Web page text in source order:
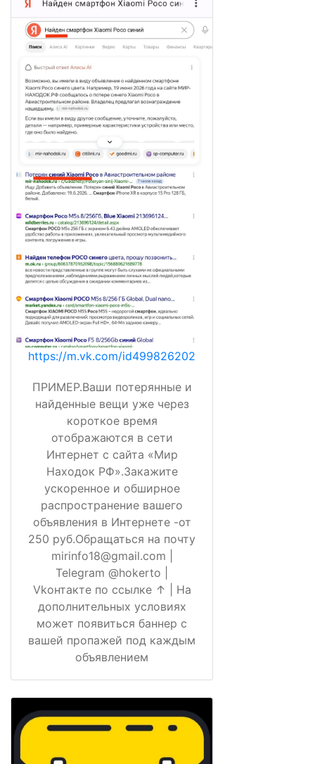
https://m.vk.com/id499826202
ПРИМЕР.Ваши потерянные и
найденные вещи уже через
короткое время
отображаются в сети
Интернет с сайта «Мир
Находок РФ».Закажите
ускоренное и обширное
распространение вашего
объявления в Интернете -от
250 руб.Обращаться на почту
mirinfo18@gmail.com |
Telegram @hokerto |
Vkонтакте по ссылке ↑ | На
дополнительных условиях
может появиться баннер с
вашей пропажей под каждым
объявлением